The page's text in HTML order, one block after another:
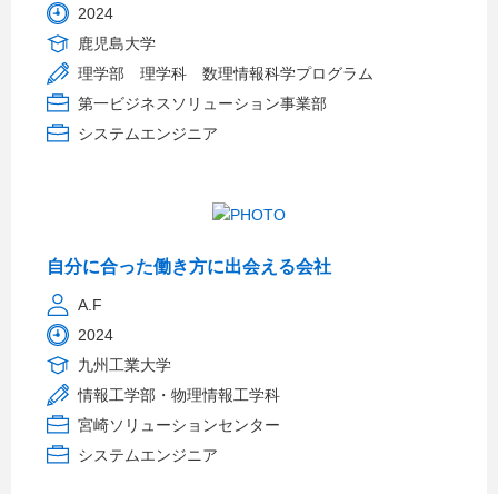
2024
鹿児島大学
理学部 理学科 数理情報科学プログラム
第一ビジネスソリューション事業部
システムエンジニア
自分に合った働き方に出会える会社
A.F
2024
九州工業大学
情報工学部・物理情報工学科
宮崎ソリューションセンター
システムエンジニア